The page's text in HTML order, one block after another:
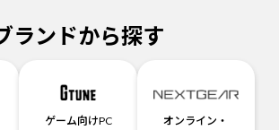
ランドから探す
ゲーム向けPC オンライン・